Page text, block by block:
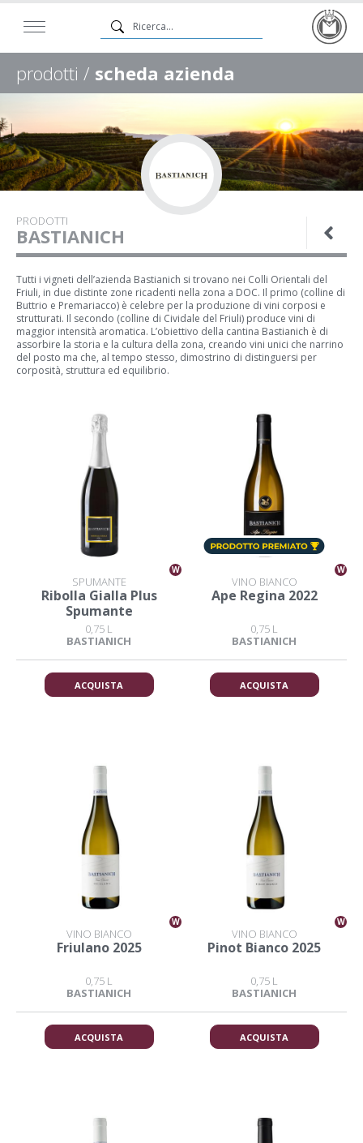
prodotti / scheda azienda
PRODOTTI
BASTIANICH
Tutti i vigneti dell’azienda Bastianich si trovano nei Colli Orientali del
Friuli, in due distinte zone ricadenti nella zona a DOC. Il primo (colline di
Buttrio e Premariacco) è celebre per la produzione di vini corposi e
strutturati. Il secondo (colline di Cividale del Friuli) produce vini di
maggior intensità aromatica. L’obiettivo della cantina Bastianich è di
assorbire la storia e la cultura della zona, creando vini unici che narrino
del posto ma che, al tempo stesso, dimostrino di distinguersi per
corposità, struttura ed equilibrio.
W
SPUMANTE
Ribolla Gialla Plus
Spumante
0,75 L
BASTIANICH
ACQUISTA
W
VINO BIANCO
Ape Regina 2022
0,75 L
BASTIANICH
ACQUISTA
W
VINO BIANCO
Friulano 2025
0,75 L
BASTIANICH
ACQUISTA
W
VINO BIANCO
Pinot Bianco 2025
0,75 L
BASTIANICH
ACQUISTA